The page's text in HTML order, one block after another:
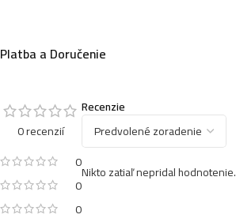
Platba a Doručenie
0 recenzií
0
0
0
Recenzie
Nikto zatiaľ nepridal hodnotenie.